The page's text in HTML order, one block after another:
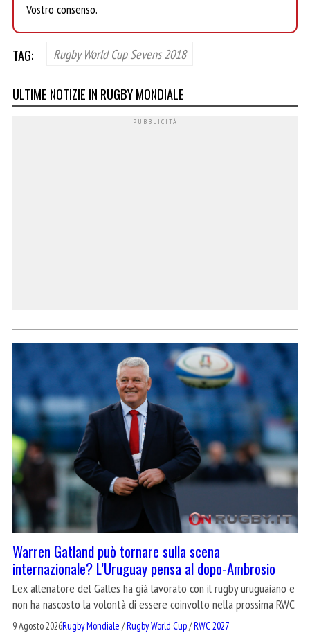
Vostro consenso.
TAG: Rugby World Cup Sevens 2018
ULTIME NOTIZIE IN RUGBY MONDIALE
Warren Gatland può tornare sulla scena
internazionale? L’Uruguay pensa al dopo-Ambrosio
L’ex allenatore del Galles ha già lavorato con il rugby uruguaiano e
non ha nascosto la volontà di essere coinvolto nella prossima RWC
9 Agosto 2026Rugby Mondiale /Rugby World Cup/RWC 2027